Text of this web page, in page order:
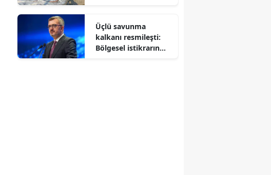
Üçlü savunma
kalkanı resmileşti:
Bölgesel istikrarın